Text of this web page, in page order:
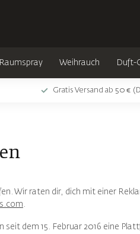
Raumspray Weihrauch Duft-
Gratis Versand ab 50 €
Wir raten dir, dich mit einer
dem 15. Februar 2016 eine